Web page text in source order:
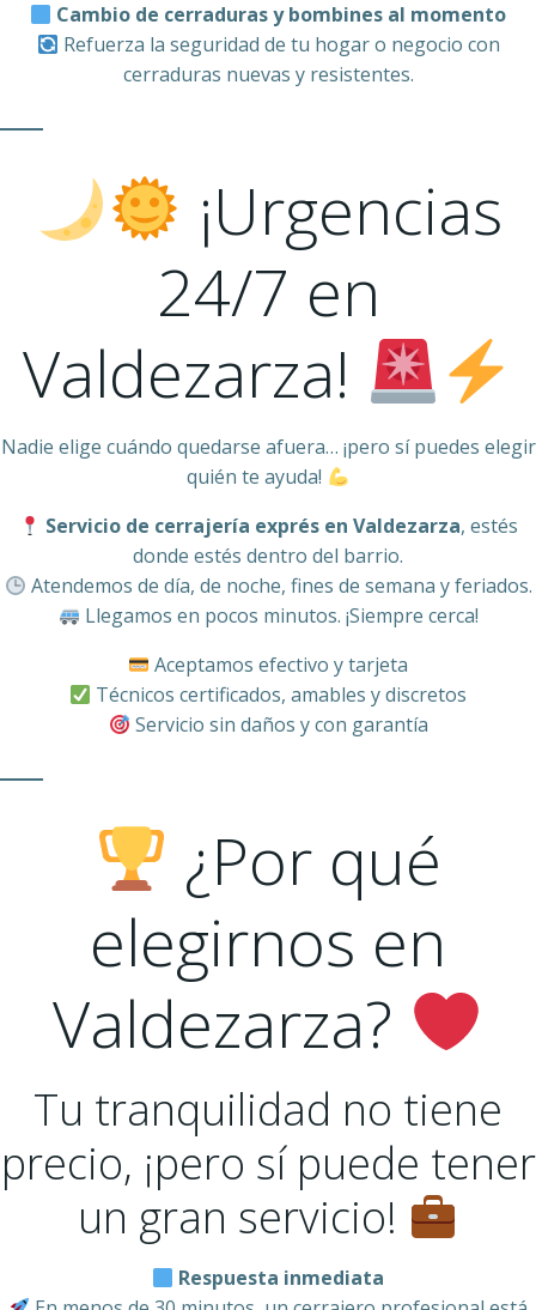
Cambio de cerraduras y bombines al momento
Refuerza la seguridad de tu hogar o negocio con
cerraduras nuevas y resistentes.
¡Urgencias
24/7 en
Valdezarza!
Nadie elige cuándo quedarse afuera… ¡pero sí puedes elegir
quién te ayuda!
Servicio de cerrajería exprés en Valdezarza, estés
donde estés dentro del barrio.
Atendemos de día, de noche, fines de semana y feriados.
Llegamos en pocos minutos. ¡Siempre cerca!
Aceptamos efectivo y tarjeta
Técnicos certificados, amables y discretos
Servicio sin daños y con garantía
¿Por qué
elegirnos en
Valdezarza?
Tu tranquilidad no tiene
precio, ¡pero sí puede tener
un gran servicio!
Respuesta inmediata